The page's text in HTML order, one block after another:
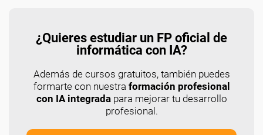
¿Quieres estudiar un FP oficial de
informática con IA?
Además de cursos gratuitos, también puedes
formarte con nuestra formación profesional
con IA integradapara mejorar tu desarrollo
profesional.